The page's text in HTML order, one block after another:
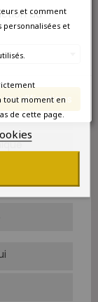
du
modifications
des vignes
100%.
et comment
personnalisées et
tout moment en
de cette page.